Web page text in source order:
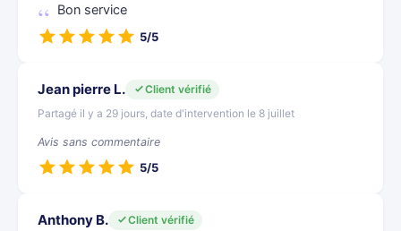
Bon service
5/5
Jean pierre L.
Client vérifié
Partagé il y a 29 jours, date d'intervention le 8 juillet
Avis sans commentaire
5/5
Anthony B.
Client vérifié